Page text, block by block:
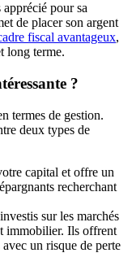
pour sa
de placer son argent
fiscal avantageux,
long terme.
?
termes de gestion.
deux types de
capital et offre un
recherchant
sur les marchés
immobilier. Ils offrent
un risque de perte